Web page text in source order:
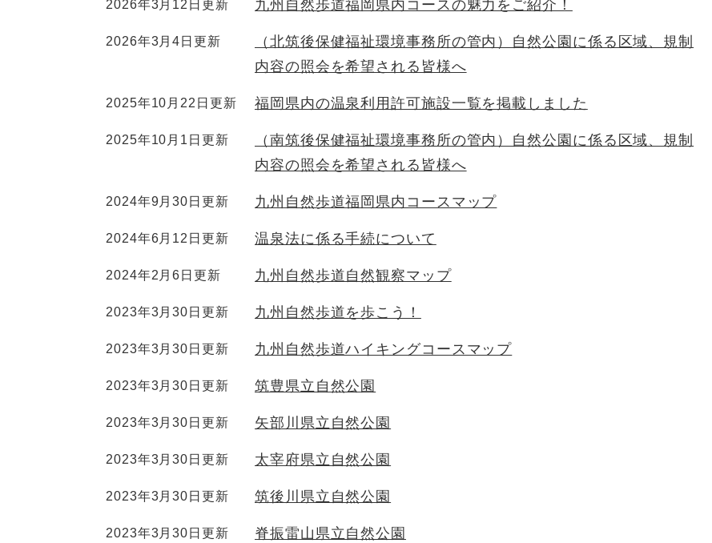
2026年3月12日更新 九州自然歩道福岡県内コースの魅力をご紹介！
2026年3月4日更新
（北筑後保健福祉環境事務所の管内）自然公園に係る区域、規制
内容の照会を希望される皆様へ
2025年10月22日更新 福岡県内の温泉利用許可施設一覧を掲載しました
2025年10月1日更新
（南筑後保健福祉環境事務所の管内）自然公園に係る区域、規制
内容の照会を希望される皆様へ
2024年9月30日更新 九州自然歩道福岡県内コースマップ
2024年6月12日更新 温泉法に係る手続について
2024年2月6日更新 九州自然歩道自然観察マップ
2023年3月30日更新 九州自然歩道を歩こう！
2023年3月30日更新 九州自然歩道ハイキングコースマップ
2023年3月30日更新 筑豊県立自然公園
2023年3月30日更新 矢部川県立自然公園
2023年3月30日更新 太宰府県立自然公園
2023年3月30日更新 筑後川県立自然公園
2023年3月30日更新 脊振雷山県立自然公園